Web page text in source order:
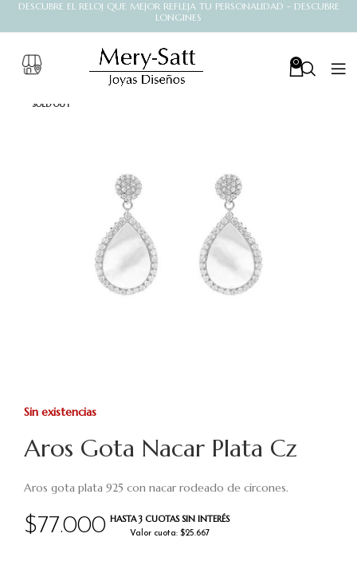
DESCUBRE EL RELOJ QUE MEJOR REFLEJA TU PERSONALIDAD - DESCUBRE
LONGINES
0
SOLD OUT
Aros Gota Nacar Plata Cz
$77.000 HASTA 3 CUOTAS SIN INTERÉS
Valor cuota: $25.667
Aros gota plata 925 con nacar rodeado de circones.
Sin existencias